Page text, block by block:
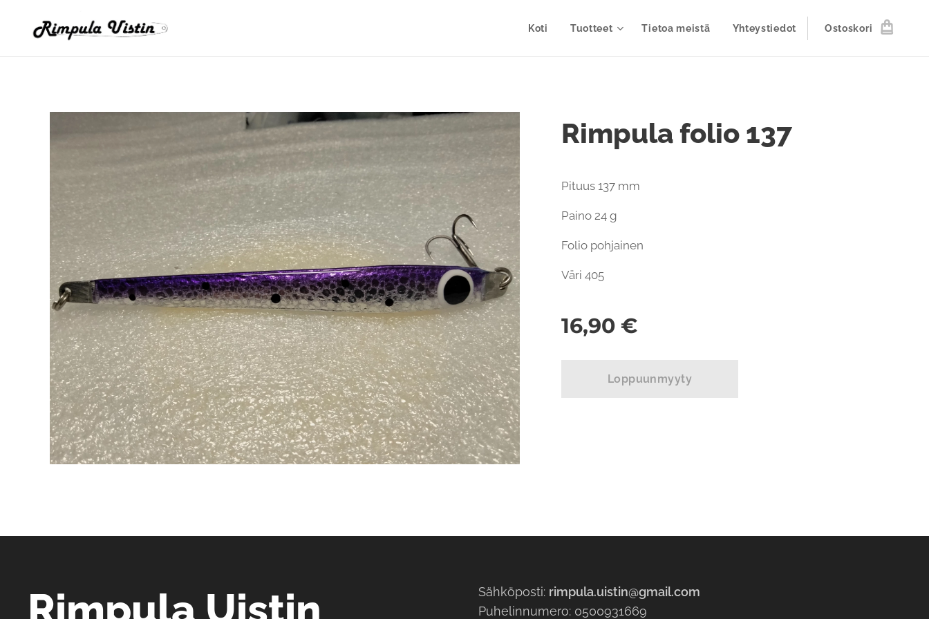
Koti Tuotteet Tietoa meistä Yhteystiedot Ostoskori
Rimpula folio 137
Pituus 137 mm
Paino 24 g
Folio pohjainen
Väri 405
16,90 €
Loppuunmyyty
Rimpula Uistin Sähköposti: rimpula.uistin@gmail.com
Puhelinnumero: 0500931669